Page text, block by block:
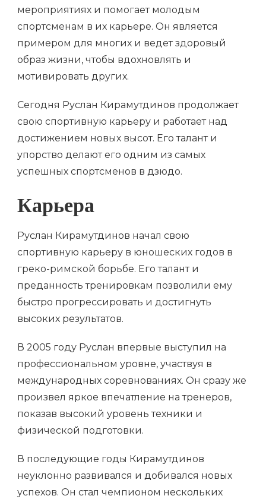
мероприятиях и помогает молодым
спортсменам в их карьере. Он является
примером для многих и ведет здоровый
образ жизни, чтобы вдохновлять и
мотивировать других.
Сегодня Руслан Кирамутдинов продолжает
свою спортивную карьеру и работает над
достижением новых высот. Его талант и
упорство делают его одним из самых
успешных спортсменов в дзюдо.
Карьера
Руслан Кирамутдинов начал свою
спортивную карьеру в юношеских годов в
греко-римской борьбе. Его талант и
преданность тренировкам позволили ему
быстро прогрессировать и достигнуть
высоких результатов.
В 2005 году Руслан впервые выступил на
профессиональном уровне, участвуя в
международных соревнованиях. Он сразу же
произвел яркое впечатление на тренеров,
показав высокий уровень техники и
физической подготовки.
В последующие годы Кирамутдинов
неуклонно развивался и добивался новых
успехов. Он стал чемпионом нескольких